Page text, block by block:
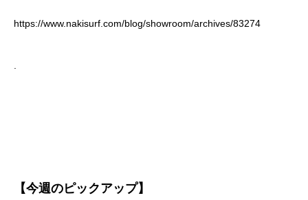
https://www.nakisurf.com/blog/showroom/archives/83274
【今週のピックアップ】